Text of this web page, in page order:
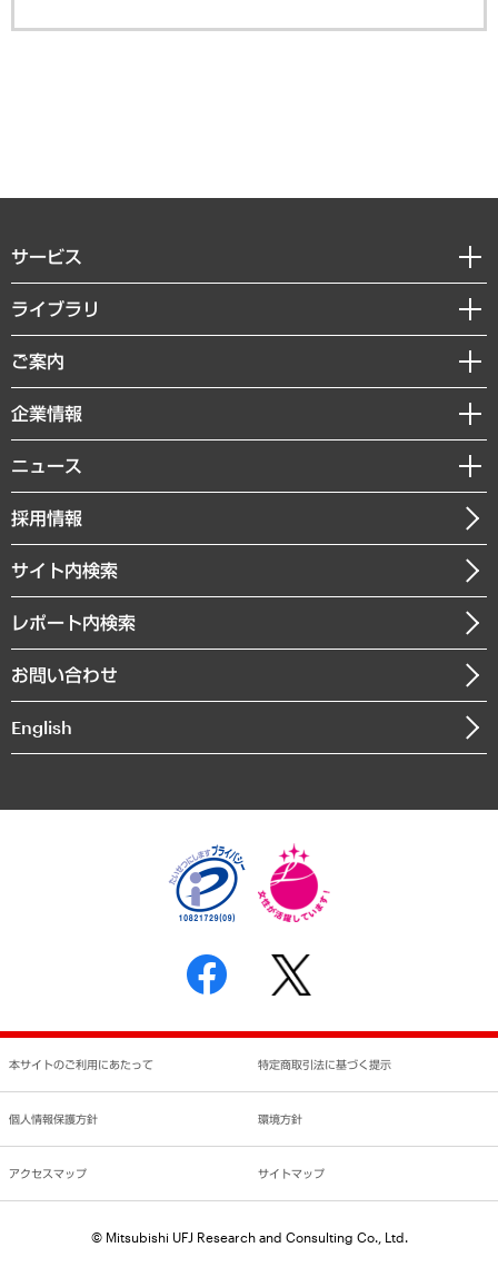
サービス
経営戦略
組織・人事戦略
デジタルイノベーション
共生・ダイバーシティ
GRC（ガバナンス・リスク・コンプライアンス）・防災（政策）
経済・産業・雇用・労働
まちづくり・観光・交通・スポーツ・スマートシティ
自然資源・農林水産業・食料システム
ライブラリ
経済調査
レポート
コラム
経営用語集
受託・受注実績（官公庁関連）
メディア掲載・出演
ご案内
セミナー・イベント情報
MUFGビジネスセミナー
受託案件情報
企業情報
私たちの想い
社長メッセージ
会社概要
沿革
組織図・本部部室紹介
インドネシア現地法人
個人情報保護方針
反社会的勢力に対する基本方針
書面による個人情報の開示等の請求の手続きについて
ニュース
ニュースリリース
お知らせ
採用情報
サイト内検索
レポート内検索
お問い合わせ
English
本サイトのご利用にあたって 特定商取引法に基づく提示
個人情報保護方針 環境方針
アクセスマップ サイトマップ
© Mitsubishi UFJ Research and Consulting Co., Ltd.